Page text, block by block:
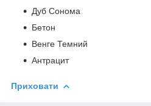
Дуб Сонома
Бетон
Венге Темний
Антрацит
Приховати